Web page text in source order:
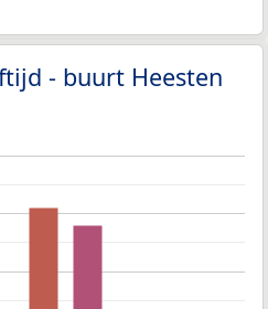
- buurt Heesten